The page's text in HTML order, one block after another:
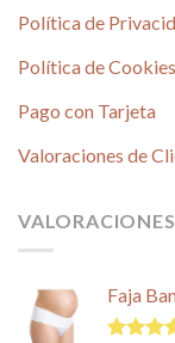
Política de
Política de Cookies
Pago con Tarjeta
Valoraciones de
Faja